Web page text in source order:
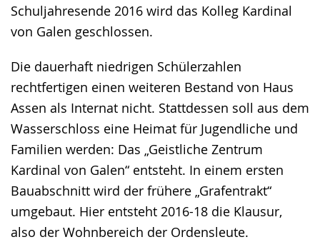
Schuljahresende 2016 wird das Kolleg Kardinal
von Galen geschlossen.
Die dauerhaft niedrigen Schülerzahlen
rechtfertigen einen weiteren Bestand von Haus
Assen als Internat nicht. Stattdessen soll aus dem
Wasserschloss eine Heimat für Jugendliche und
Familien werden: Das „Geistliche Zentrum
Kardinal von Galen“ entsteht. In einem ersten
Bauabschnitt wird der frühere „Grafentrakt“
umgebaut. Hier entsteht 2016-18 die Klausur,
also der Wohnbereich der Ordensleute.